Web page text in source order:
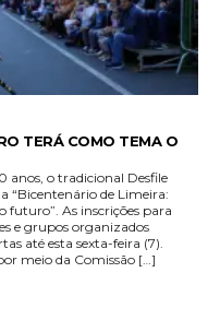
TERÁ COMO TEMA O
anos, o tradicional Desfile
“Bicentenário de Limeira:
futuro”. As inscrições para
e grupos organizados
até esta sexta-feira (7).
meio da Comissão […]